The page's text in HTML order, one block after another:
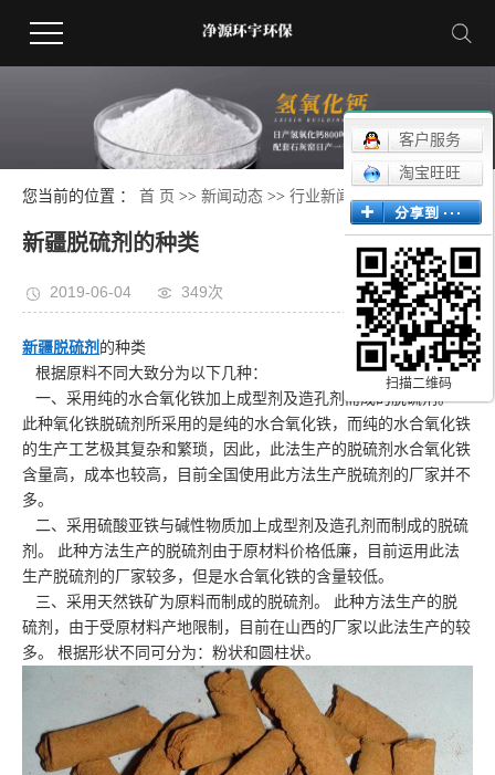
您当前的位置 ：首 页 >>新闻动态 >>行业新闻
新疆脱硫剂的种类
2019-06-04 349次
新疆脱硫剂 的种类
根据原料不同大致分为以下几种：
一、采用纯的水合氧化铁加上成型剂及造孔剂而成的脱硫剂。
此种氧化铁脱硫剂所采用的是纯的水合氧化铁，而纯的水合氧化铁
的生产工艺极其复杂和繁琐，因此，此法生产的脱硫剂水合氧化铁
含量高，成本也较高，目前全国使用此方法生产脱硫剂的厂家并不
多。
二、采用硫酸亚铁与碱性物质加上成型剂及造孔剂而制成的脱硫
剂。 此种方法生产的脱硫剂由于原材料价格低廉，目前运用此法
生产脱硫剂的厂家较多，但是水合氧化铁的含量较低。
三、采用天然铁矿为原料而制成的脱硫剂。 此种方法生产的脱
硫剂，由于受原材料产地限制，目前在山西的厂家以此法生产的较
多。 根据形状不同可分为：粉状和圆柱状。
客户服务
淘宝旺旺
扫描二维码